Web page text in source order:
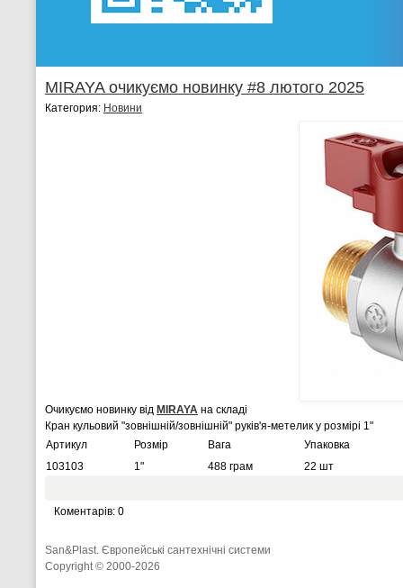
MIRAYA очикуємо новинку #8 лютого 2025
Категория: Новини
Очикуємо новинку від MIRAYA на складі
Кран кульовий "зовнішній/зовнішній" руків'я-метелик у розмірі 1"
Артикул
Розмір Вага
Упаковка
103103
1" 488 грам 22 шт
Коментарів: 0
San&Plast. Європейські сантехнічні системи
Copyright © 2000-2026